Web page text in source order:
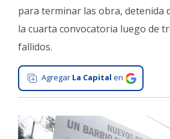
Cultura
Tecnología
Gastronomía
Salud
Interés
La
para terminar las obra, detenida
la cuarta convocatoria luego de
fallidos.
Agregar La Capital en